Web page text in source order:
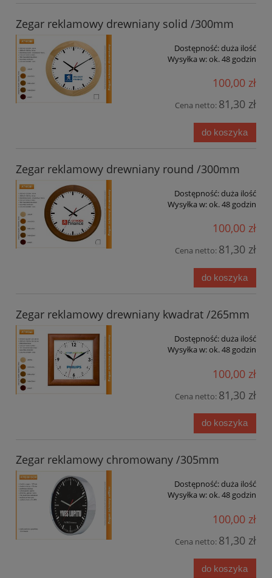
Zegar reklamowy drewniany solid /300mm
Dostępność:duża ilość
Wysyłka w:ok. 48 godzin
100,00 zł
Cena netto: 81,30 zł
do koszyka
Zegar reklamowy drewniany round /300mm
Dostępność:duża ilość
Wysyłka w:ok. 48 godzin
100,00 zł
Cena netto: 81,30 zł
do koszyka
Zegar reklamowy drewniany kwadrat /265mm
Dostępność:duża ilość
Wysyłka w:ok. 48 godzin
100,00 zł
Cena netto: 81,30 zł
do koszyka
Zegar reklamowy chromowany /305mm
Dostępność:duża ilość
Wysyłka w:ok. 48 godzin
100,00 zł
Cena netto: 81,30 zł
do koszyka